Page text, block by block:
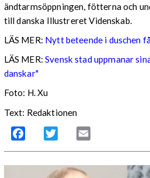
ändtarmsöppningen, fötterna och
till danska Illustreret Videnskab.
LÄS MER: Nytt beteende i duschen
LÄS MER:Svensk stad uppmanar
danskar"
Foto: H. Xu
Text: Redaktionen
Facebook Twitter